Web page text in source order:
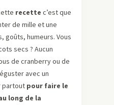
recette c’est que
de mille et une
goûts, humeurs. Vous
secs ? Aucun
de cranberry ou de
avec un
partout pour faire le
long de la